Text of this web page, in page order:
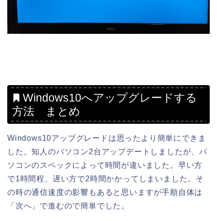
Windows10へアップグレードする
方法 まとめ
Windows10アップグレードは思ったより簡単にできま
した。知人のパソコン2台アップデートしましたが、パ
ソコンのスペックによって時間が違いました。早い方
で1時間程、遅い方で2時間かかってしまいました。そ
の時の通信速度の影響もあると思いますが手順自体は
「次へ」で進むので簡単でした。